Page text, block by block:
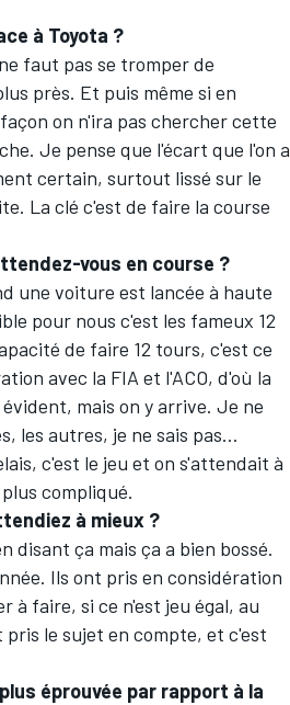
à Toyota ?
faut pas se tromper de
près. Et puis même si en
on n'ira pas chercher cette
Je pense que l'écart que l'on a
certain, surtout lissé sur le
La clé c'est de faire la course
vous en course ?
une voiture est lancée à haute
pour nous c'est les fameux 12
de faire 12 tours, c'est ce
avec la FIA et l'ACO, d'où la
mais on y arrive. Je ne
les autres, je ne sais pas…
c'est le jeu et on s'attendait à
compliqué.
à mieux ?
disant ça mais ça a bien bossé.
Ils ont pris en considération
à faire, si ce n'est jeu égal, au
pris le sujet en compte, et c'est
éprouvée par rapport à la